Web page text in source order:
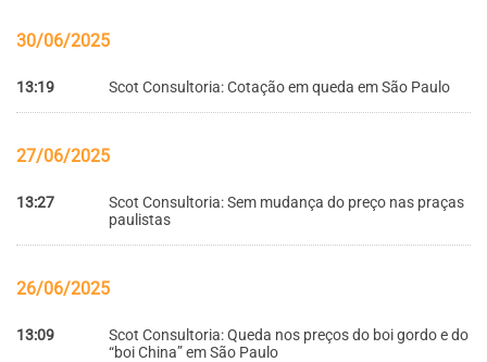
30/06/2025
13:19 Scot Consultoria: Cotação em queda em São Paulo
27/06/2025
13:27
Scot Consultoria: Sem mudança do preço nas praças
paulistas
26/06/2025
13:09
Scot Consultoria: Queda nos preços do boi gordo e do
“boi China” em São Paulo